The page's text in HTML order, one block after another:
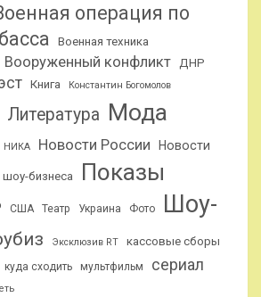
операция по
Военная техника
Вооруженный конфликт ДНР
Книга Константин Богомолов
Литература Мода
НИКА Новости России Новости
бизнеса Показы
США Театр Украина Фото
Шоу-
Эксклюзив RT кассовые сборы
куда сходить мультфильм
сериал